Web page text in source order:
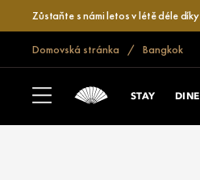
Zůstaňte s námi letos v létě déle
Domovská stránka Bangkok
STAY DINE